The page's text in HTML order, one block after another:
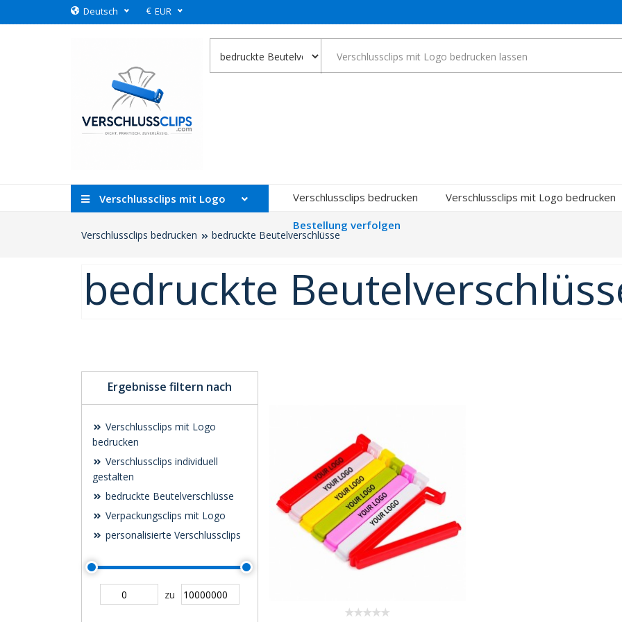
Deutsch € EUR
Verschlussclips mit Logo Verschlussclips bedrucken Verschlussclips mit Logo bedrucken
Bestellung verfolgen
Verschlussclips bedrucken bedruckte Beutelverschlüsse
bedruckte
Ergebnisse filtern nach
Verschlussclips mit Logo
bedrucken
Verschlussclips individuell
gestalten
bedruckte Beutelverschlüsse
Verpackungsclips mit Logo
personalisierte Verschlussclips
zu